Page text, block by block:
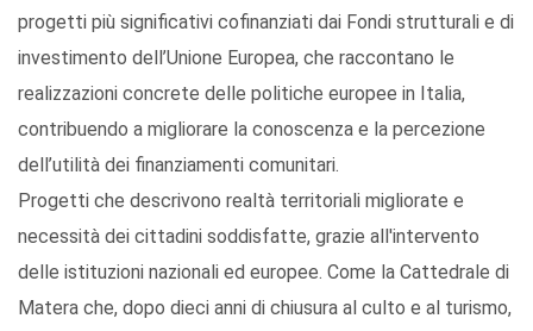
progetti più significativi cofinanziati dai Fondi strutturali e di
investimento dell’Unione Europea, che raccontano le
realizzazioni concrete delle politiche europee in Italia,
contribuendo a migliorare la conoscenza e la percezione
dell’utilità dei finanziamenti comunitari.
Progetti che descrivono realtà territoriali migliorate e
necessità dei cittadini soddisfatte, grazie all'intervento
delle istituzioni nazionali ed europee. Come la Cattedrale di
Matera che, dopo dieci anni di chiusura al culto e al turismo,